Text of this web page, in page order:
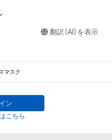
それらの権利につき登録等を
します。)は、本アイテムの著
ません。
前の同意なしに、上記の「本
範囲を超えた行為、知的財産
翻訳（AI）を表示
マスク
ン
こちら